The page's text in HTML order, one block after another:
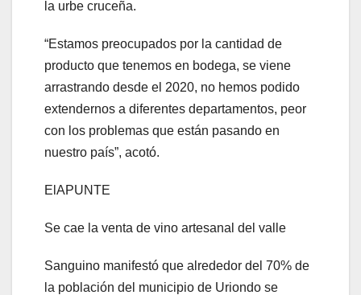
la urbe cruceña.
“Estamos preocupados por la cantidad de
producto que tenemos en bodega, se viene
arrastrando desde el 2020, no hemos podido
extendernos a diferentes departamentos, peor
con los problemas que están pasando en
nuestro país”, acotó.
ElAPUNTE
Se cae la venta de vino artesanal del valle
Sanguino manifestó que alrededor del 70% de
la población del municipio de Uriondo se